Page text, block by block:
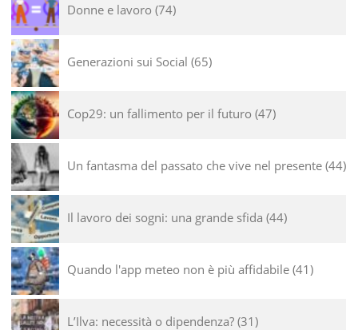
Donne e lavoro 74
Generazioni sui Social 65
Cop29: un fallimento per il futuro 47
Un fantasma del passato che vive nel presente 44
Il lavoro dei sogni: una grande sfida 44
Quando l'app meteo non è più affidabile 41
L’Ilva: necessità o dipendenza? 31